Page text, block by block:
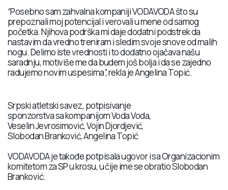
“Posebno sam zahvalna kompaniji VODAVODA što su
prepoznali moj potencijal i verovali u mene od samog
početka. Njihova podrška mi daje dodatni podstrek da
nastavim da vredno treniram i sledim svoje snove od malih
nogu. Delimo iste vrednosti i to dodatno ojačava našu
saradnju, motiviše me da budem još bolja i da se zajedno
radujemo novim uspesima”, rekla je Angelina Topić.
Srpski atletski savez, potpisivanje
sponzorstva sa kompanijom Voda Voda,
Veselin Jevrosimović, Vojin Djordjević,
Slobodan Branković, Angelina Topić
VODAVODA je takođe potpisala ugovor i sa Organizacionim
komitetom za SP u krosu, u čije ime se obratio Slobodan
Branković.